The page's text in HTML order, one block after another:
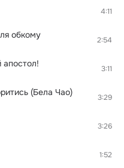
4:11
обкому 2:54
апостол! 3:11
(Бела Чао) 3:29
3:26
1:52